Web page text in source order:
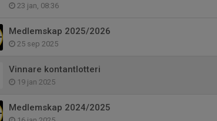
23 jan, 08:36
Medlemskap 2025/2026
25 sep 2025
Vinnare kontantlotteri
19 jan 2025
Medlemskap 2024/2025